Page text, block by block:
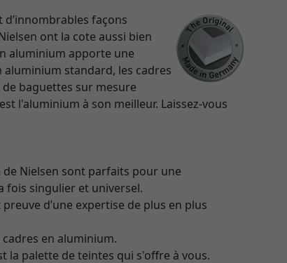
d’innombrables façons
ont la cote aussi bien
aluminium apporte une
standard, les cadres
baguettes sur mesure
l'aluminium à son meilleur. Laissez-vous
Nielsen sont parfaits pour une
fois singulier et universel.
d’une expertise de plus en plus
en aluminium.
la palette de teintes qui s'offre à vous.